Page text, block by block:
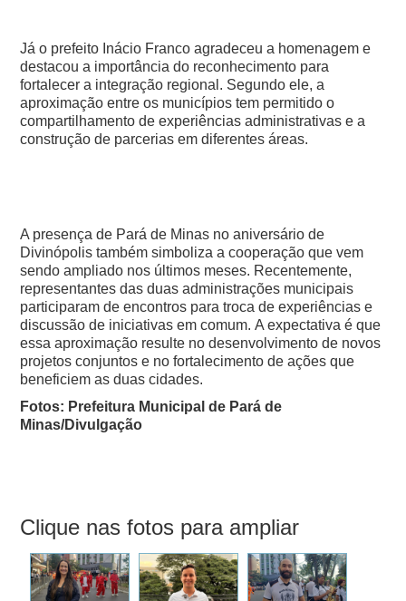
Já o prefeito Inácio Franco agradeceu a homenagem e
destacou a importância do reconhecimento para
fortalecer a integração regional. Segundo ele, a
aproximação entre os municípios tem permitido o
compartilhamento de experiências administrativas e a
construção de parcerias em diferentes áreas.
A presença de Pará de Minas no aniversário de
Divinópolis também simboliza a cooperação que vem
sendo ampliado nos últimos meses. Recentemente,
representantes das duas administrações municipais
participaram de encontros para troca de experiências e
discussão de iniciativas em comum.A expectativa é que
essa aproximação resulte no desenvolvimento de novos
projetos conjuntos e no fortalecimento de ações que
beneficiem as duas cidades.
Fotos: Prefeitura Municipal de Pará de
Minas/Divulgação
Clique nas fotos para ampliar